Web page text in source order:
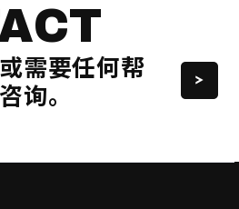
需要任何帮
询。